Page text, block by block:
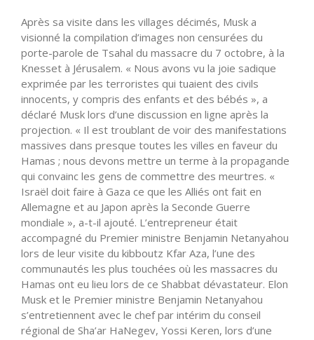
Après sa visite dans les villages décimés, Musk a
visionné la compilation d’images non censurées du
porte-parole de Tsahal du massacre du 7 octobre, à la
Knesset à Jérusalem. « Nous avons vu la joie sadique
exprimée par les terroristes qui tuaient des civils
innocents, y compris des enfants et des bébés », a
déclaré Musk lors d’une discussion en ligne après la
projection. « Il est troublant de voir des manifestations
massives dans presque toutes les villes en faveur du
Hamas ; nous devons mettre un terme à la propagande
qui convainc les gens de commettre des meurtres. «
Israël doit faire à Gaza ce que les Alliés ont fait en
Allemagne et au Japon après la Seconde Guerre
mondiale », a-t-il ajouté. L’entrepreneur était
accompagné du Premier ministre Benjamin Netanyahou
lors de leur visite du kibboutz Kfar Aza, l’une des
communautés les plus touchées où les massacres du
Hamas ont eu lieu lors de ce Shabbat dévastateur. Elon
Musk et le Premier ministre Benjamin Netanyahou
s’entretiennent avec le chef par intérim du conseil
régional de Sha’ar HaNegev, Yossi Keren, lors d’une